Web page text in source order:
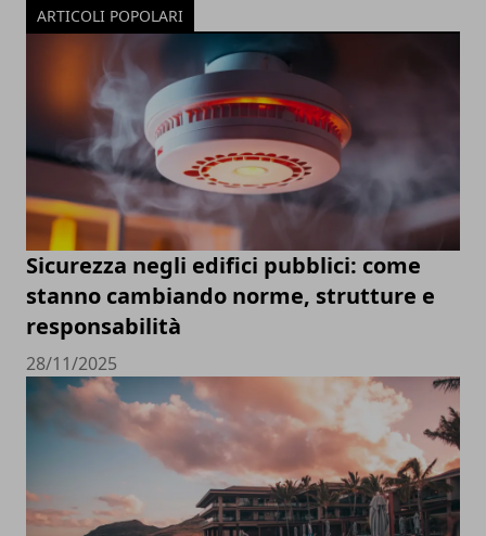
ARTICOLI POPOLARI
Sicurezza negli edifici pubblici: come
stanno cambiando norme, strutture e
responsabilità
28/11/2025